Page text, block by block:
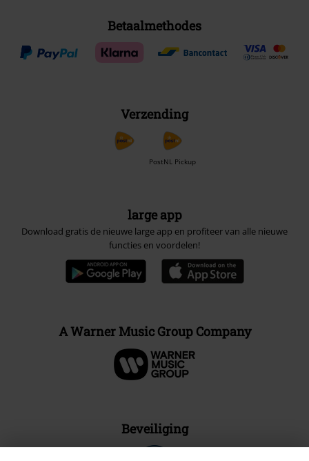
Betaalmethodes
Verzending
PostNL Pickup
large app
Download gratis de nieuwe large app en profiteer van alle nieuwe
functies en voordelen!
A Warner Music Group Company
Beveiliging